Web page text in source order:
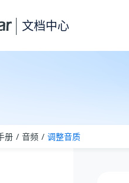
文档中心
册 音频 调整音质